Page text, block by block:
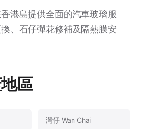
港島提供全面的汽車玻璃服
、石仔彈花修補及隔熱膜安
區
灣仔 Wan Chai